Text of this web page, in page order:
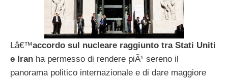
Lâ€™accordo sul nucleare raggiunto tra Stati Uniti
e Iran ha permesso di rendere piÃ¹ sereno il
panorama politico internazionale e di dare maggiore